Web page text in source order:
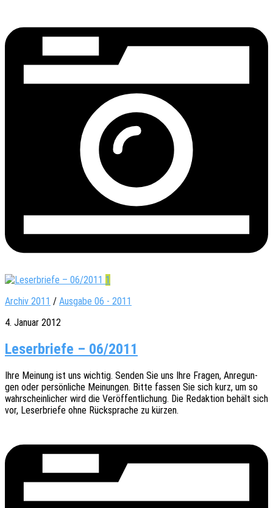
1
Archiv 2011 / Ausgabe 06 - 2011
4. Januar 2012
Leserbriefe – 06/2011
Ihre Meinung ist uns wich­tig. Senden Sie uns Ihre Fragen, Anre­gun­
gen oder persön­li­che Meinun­gen. Bitte fassen Sie sich kurz, um so
wahr­schein­li­cher wird die Veröf­fent­li­chung. Die Redak­ti­on behält sich
vor, Leser­brie­fe ohne Rück­spra­che zu kürzen.